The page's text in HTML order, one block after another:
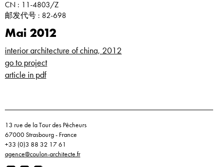
CN : 11-4803/Z
邮发代号 : 82-698
Mai 2012
interior architecture of china, 2012
go to project
article in pdf
13 rue de la Tour des Pêcheurs
67000 Strasbourg - France
+33 (0)3 88 32 17 61
agence@coulon-architecte.fr